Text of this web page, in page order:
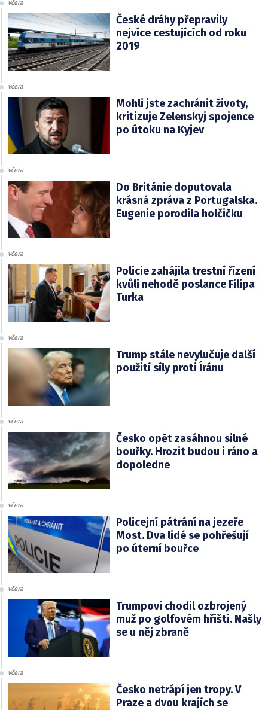
včera
České dráhy přepravily
nejvíce cestujících od roku
2019
včera
Mohli jste zachránit životy,
kritizuje Zelenskyj spojence
po útoku na Kyjev
včera
Do Británie doputovala
krásná zpráva z Portugalska.
Eugenie porodila holčičku
včera
Policie zahájila trestní řízení
kvůli nehodě poslance Filipa
Turka
včera
Trump stále nevylučuje další
použití síly proti Íránu
včera
Česko opět zasáhnou silné
bouřky. Hrozit budou i ráno a
dopoledne
včera
Policejní pátrání na jezeře
Most. Dva lidé se pohřešují
po úterní bouřce
včera
Trumpovi chodil ozbrojený
muž po golfovém hřišti. Našly
se u něj zbraně
včera
Česko netrápí jen tropy. V
Praze a dvou krajích se